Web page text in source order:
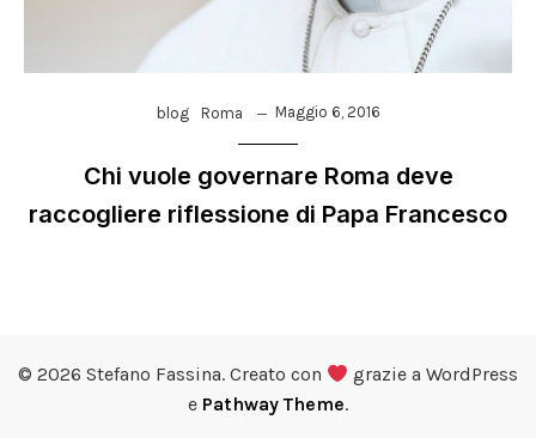
blog Roma Maggio 6, 2016
Chi vuole governare Roma deve
raccogliere riflessione di Papa Francesco
© 2026 Stefano Fassina. Creato con
grazie a WordPress
e Pathway Theme.